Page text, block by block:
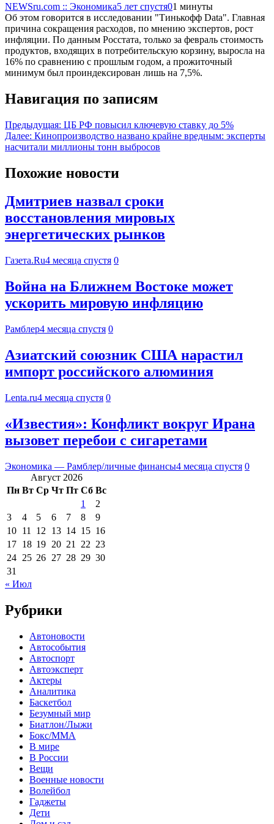
NEWSru.com :: Экономика5 лет спустя01 минуты
Об этом говорится в исследовании "Тинькофф Data". Главная
причина сокращения расходов, по мнению экспертов, рост
инфляции. По данным Росстата, только за февраль стоимость
продуктов, входящих в потребительскую корзину, выросла на
16% по сравнению с прошлым годом, а прожиточный
минимум был проиндексирован лишь на 7,5%.
Навигация по записям
Предыдущая: ЦБ РФ повысил ключевую ставку до 5%
Далее: Кинопроизводство названо крайне вредным: эксперты
насчитали миллионы тонн выбросов
Похожие новости
Дмитриев назвал сроки
восстановления мировых
энергетических рынков
Газета.Ru4 месяца спустя 0
Война на Ближнем Востоке может
ускорить мировую инфляцию
Рамблер4 месяца спустя 0
Азиатский союзник США нарастил
импорт российского алюминия
Lenta.ru4 месяца спустя 0
«Известия»: Конфликт вокруг Ирана
вызовет перебои с сигаретами
Экономика — Рамблер/личные финансы4 месяца спустя 0
Август 2026
Пн Вт Ср Чт Пт Сб Вс
1
2
3
4 5 6 7 8
9
10 11 12 13 14 15 16
17 18 19 20 21 22 23
24 25 26 27 28 29 30
31
« Июл
Рубрики
Автоновости
Автособытия
Автоспорт
Автоэксперт
Актеры
Аналитика
Баскетбол
Безумный мир
Биатлон/Лыжи
Бокс/MMA
В мире
В России
Вещи
Военные новости
Волейбол
Гаджеты
Дети